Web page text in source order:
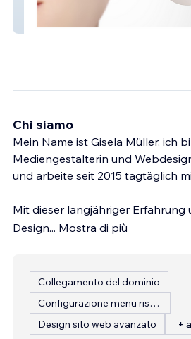
Chi siamo
Mein Name ist Gisela Müller, ich
Mediengestalterin und
und arbeite seit 2015 tagtäglich
Mit dieser langjähriger Erfahrung
Design... Mostra di più
Collegamento del dominio
Configurazione menu ristorante
Design sito web avanzato
+